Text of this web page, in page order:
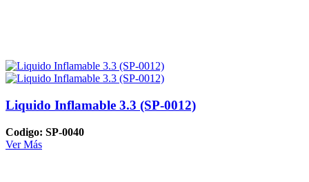
Liquido Inflamable 3.3 (SP-0012)
Codigo: SP-0040
Ver Más